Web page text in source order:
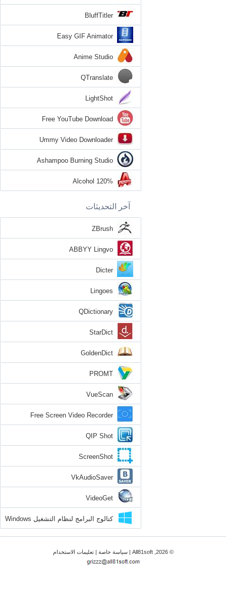
BluffTitler
Easy GIF Animator
Anime Studio
QTranslate
LightShot
Free YouTube Download
Ummy Video Downloader
Ashampoo Burning Studio
Alcohol 120%
آخر التحديثات
ZBrush
ABBYY Lingvo
Dicter
Lingoes
QDictionary
StarDict
GoldenDict
PROMT
VueScan
Free Screen Video Recorder
QIP Shot
ScreenShot
VkAudioSaver
VideoGet
كتالوج البرامج لنظام التشغيل Windows
8.1
© 2026, All81soft | سياسة خاصة|تعليمات الاستخدام